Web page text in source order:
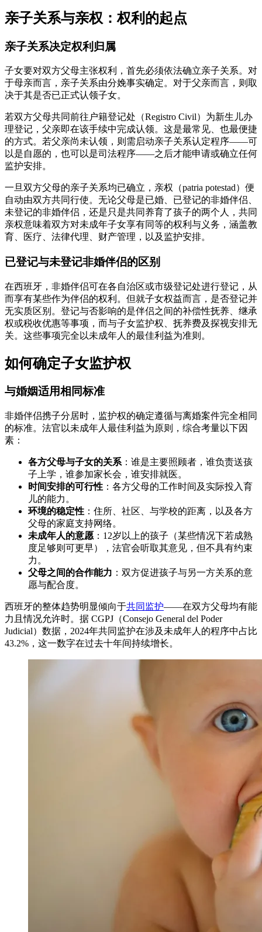
亲子关系与亲权：权利的起点
亲子关系决定权利归属
子女要对双方父母主张权利，首先必须依法确立亲子关系。对
于母亲而言，亲子关系由分娩事实确定。对于父亲而言，则取
决于其是否已正式认领子女。
若双方父母共同前往户籍登记处（Registro Civil）为新生儿办
理登记，父亲即在该手续中完成认领。这是最常见、也最便捷
的方式。若父亲尚未认领，则需启动亲子关系认定程序——可
以是自愿的，也可以是司法程序——之后才能申请或确立任何
监护安排。
一旦双方父母的亲子关系均已确立，亲权（patria potestad）便
自动由双方共同行使。无论父母是已婚、已登记的非婚伴侣、
未登记的非婚伴侣，还是只是共同养育了孩子的两个人，共同
亲权意味着双方对未成年子女享有同等的权利与义务，涵盖教
育、医疗、法律代理、财产管理，以及监护安排。
已登记与未登记非婚伴侣的区别
在西班牙，非婚伴侣可在各自治区或市级登记处进行登记，从
而享有某些作为伴侣的权利。但就子女权益而言，是否登记并
无实质区别。登记与否影响的是伴侣之间的补偿性抚养、继承
权或税收优惠等事项，而与子女监护权、抚养费及探视安排无
关。这些事项完全以未成年人的最佳利益为准则。
如何确定子女监护权
与婚姻适用相同标准
非婚伴侣携子分居时，监护权的确定遵循与离婚案件完全相同
的标准。法官以未成年人最佳利益为原则，综合考量以下因
素：
各方父母与子女的关系 ：谁是主要照顾者，谁负责送孩
子上学，谁参加家长会，谁安排就医。
时间安排的可行性 ：各方父母的工作时间及实际投入育
儿的能力。
环境的稳定性 ：住所、社区、与学校的距离，以及各方
父母的家庭支持网络。
未成年人的意愿 ：12岁以上的孩子（某些情况下若成熟
度足够则可更早），法官会听取其意见，但不具有约束
力。
父母之间的合作能力 ：双方促进孩子与另一方关系的意
愿与配合度。
西班牙的整体趋势明显倾向于共同监护——在双方父母均有能
力且情况允许时。据 CGPJ（Consejo General del Poder
Judicial）数据，2024年共同监护在涉及未成年人的程序中占比
43.2%，这一数字在过去十年间持续增长。